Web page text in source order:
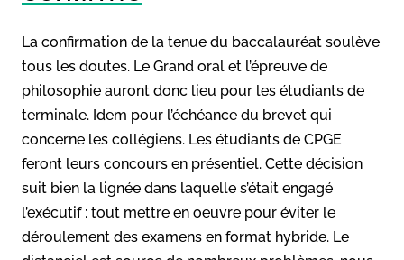
La confirmation de la tenue du baccalauréat soulève
tous les doutes. Le Grand oral et l’épreuve de
philosophie auront donc lieu pour les étudiants de
terminale. Idem pour l’échéance du brevet qui
concerne les collégiens. Les étudiants de CPGE
feront leurs concours en présentiel. Cette décision
suit bien la lignée dans laquelle s’était engagé
l’exécutif : tout mettre en oeuvre pour éviter le
déroulement des examens en format hybride. Le